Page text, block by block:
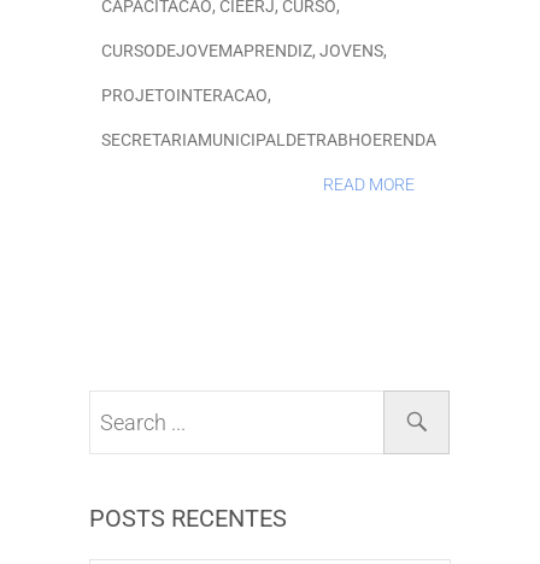
CAPACITACAO, CIEERJ, CURSO,
CURSODEJOVEMAPRENDIZ, JOVENS,
PROJETOINTERACAO,
SECRETARIAMUNICIPALDETRABHOERENDA
READ MORE
POSTS RECENTES